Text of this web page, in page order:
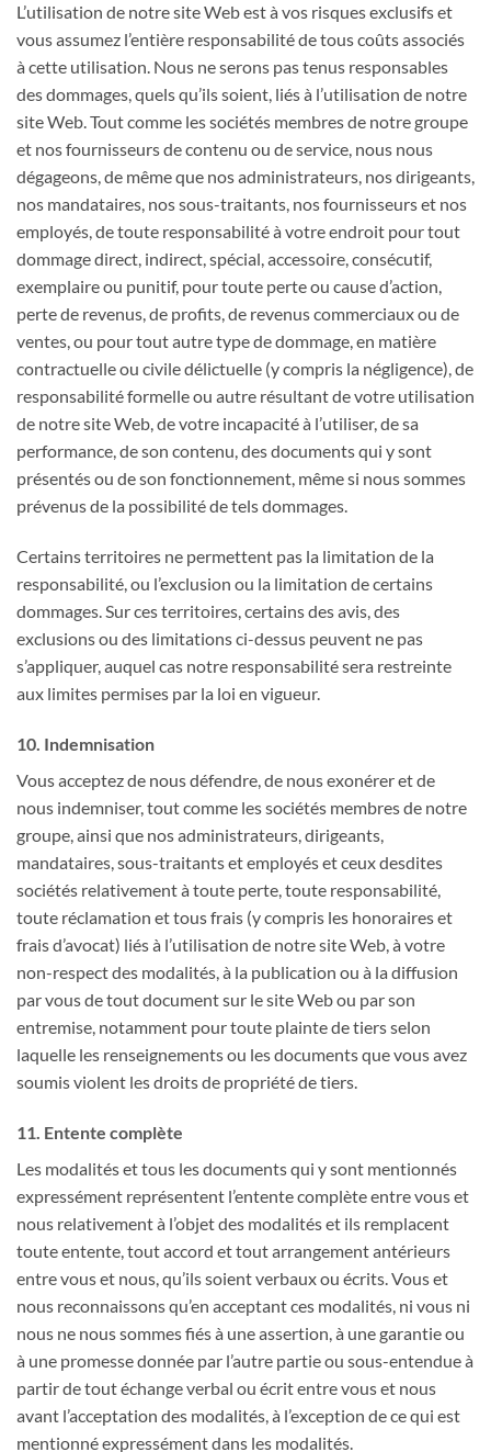
L’utilisation de notre site Web est à vos risques exclusifs et
vous assumez l’entière responsabilité de tous coûts associés
à cette utilisation. Nous ne serons pas tenus responsables
des dommages, quels qu’ils soient, liés à l’utilisation de notre
site Web. Tout comme les sociétés membres de notre groupe
et nos fournisseurs de contenu ou de service, nous nous
dégageons, de même que nos administrateurs, nos dirigeants,
nos mandataires, nos sous-traitants, nos fournisseurs et nos
employés, de toute responsabilité à votre endroit pour tout
dommage direct, indirect, spécial, accessoire, consécutif,
exemplaire ou punitif, pour toute perte ou cause d’action,
perte de revenus, de profits, de revenus commerciaux ou de
ventes, ou pour tout autre type de dommage, en matière
contractuelle ou civile délictuelle (y compris la négligence), de
responsabilité formelle ou autre résultant de votre utilisation
de notre site Web, de votre incapacité à l’utiliser, de sa
performance, de son contenu, des documents qui y sont
présentés ou de son fonctionnement, même si nous sommes
prévenus de la possibilité de tels dommages.
Certains territoires ne permettent pas la limitation de la
responsabilité, ou l’exclusion ou la limitation de certains
dommages. Sur ces territoires, certains des avis, des
exclusions ou des limitations ci-dessus peuvent ne pas
s’appliquer, auquel cas notre responsabilité sera restreinte
aux limites permises par la loi en vigueur.
10. Indemnisation
Vous acceptez de nous défendre, de nous exonérer et de
nous indemniser, tout comme les sociétés membres de notre
groupe, ainsi que nos administrateurs, dirigeants,
mandataires, sous-traitants et employés et ceux desdites
sociétés relativement à toute perte, toute responsabilité,
toute réclamation et tous frais (y compris les honoraires et
frais d’avocat) liés à l’utilisation de notre site Web, à votre
non-respect des modalités, à la publication ou à la diffusion
par vous de tout document sur le site Web ou par son
entremise, notamment pour toute plainte de tiers selon
laquelle les renseignements ou les documents que vous avez
soumis violent les droits de propriété de tiers.
11. Entente complète
Les modalités et tous les documents qui y sont mentionnés
expressément représentent l’entente complète entre vous et
nous relativement à l’objet des modalités et ils remplacent
toute entente, tout accord et tout arrangement antérieurs
entre vous et nous, qu’ils soient verbaux ou écrits. Vous et
nous reconnaissons qu’en acceptant ces modalités, ni vous ni
nous ne nous sommes fiés à une assertion, à une garantie ou
à une promesse donnée par l’autre partie ou sous-entendue à
partir de tout échange verbal ou écrit entre vous et nous
avant l’acceptation des modalités, à l’exception de ce qui est
mentionné expressément dans les modalités.